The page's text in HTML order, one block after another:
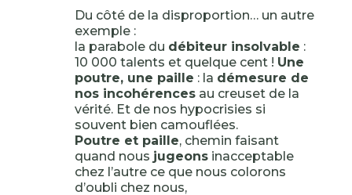
Du côté de la disproportion… un autre
exemple :
la parabole du débiteur insolvable :
10 000 talents et quelque cent ! Une
poutre, une paille : la démesure de
nos incohérencesau creuset de la
vérité. Et de nos hypocrisies si
souvent bien camouflées.
Poutre et paille, chemin faisant
quand nous jugeonsinacceptable
chez l’autre ce que nous colorons
d’oubli chez nous,